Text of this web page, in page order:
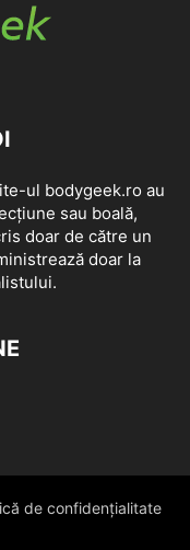
ul bodygeek.ro au
sau boală,
doar de către un
doar la
de confidențialitate